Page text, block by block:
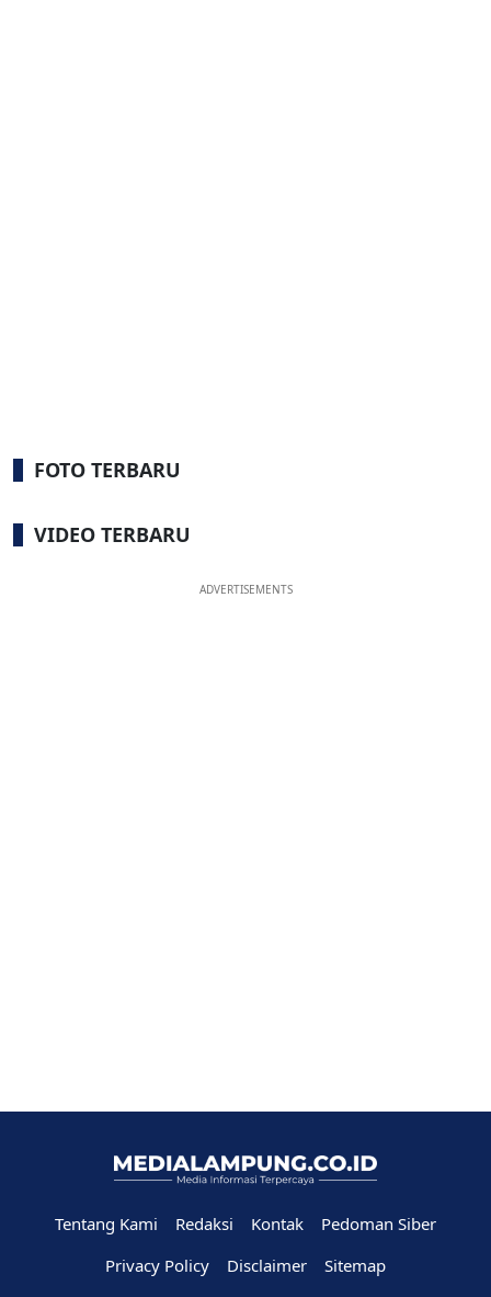
FOTO TERBARU
VIDEO TERBARU
ADVERTISEMENTS
Tentang Kami Redaksi Kontak
Pedoman Siber
Privacy Policy
Disclaimer Sitemap